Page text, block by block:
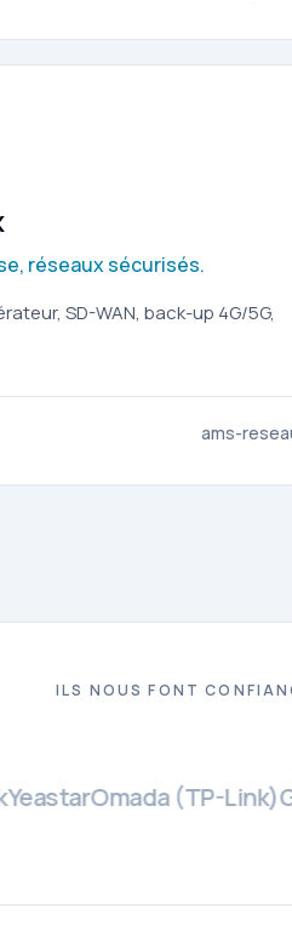
réseaux sécurisés.
SD-WAN, back-up 4G/5G,
ams-
ILS NOUS FONT
Omada (TP-Link)